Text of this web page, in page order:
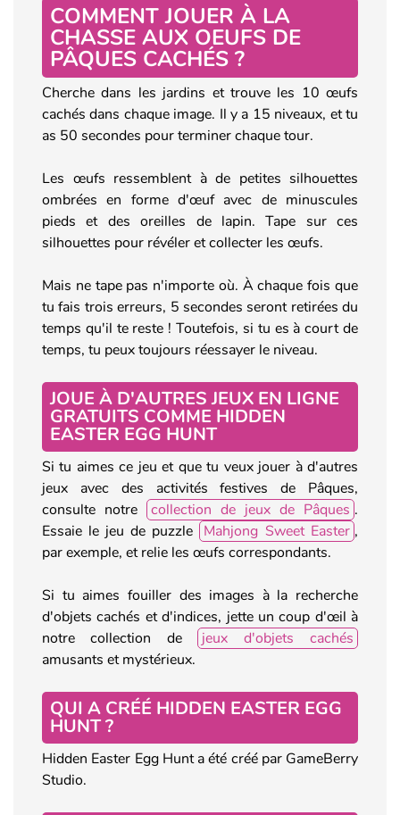
COMMENT JOUER À LA
CHASSE AUX OEUFS DE
PÂQUES CACHÉS ?
Cherche dans les jardins et trouve les 10 œufs
cachés dans chaque image. Il y a 15 niveaux, et tu
as 50 secondes pour terminer chaque tour.
Les œufs ressemblent à de petites silhouettes
ombrées en forme d'œuf avec de minuscules
pieds et des oreilles de lapin. Tape sur ces
silhouettes pour révéler et collecter les œufs.
Mais ne tape pas n'importe où. À chaque fois que
tu fais trois erreurs, 5 secondes seront retirées du
temps qu'il te reste ! Toutefois, si tu es à court de
temps, tu peux toujours réessayer le niveau.
JOUE À D'AUTRES JEUX EN LIGNE
GRATUITS COMME HIDDEN
EASTER EGG HUNT
Si tu aimes ce jeu et que tu veux jouer à d'autres
jeux avec des activités festives de Pâques,
consulte notre
collection de jeux de Pâques .
Essaie le jeu de puzzle Mahjong Sweet Easter ,
par exemple, et relie les œufs correspondants.
Si tu aimes fouiller des images à la recherche
d'objets cachés et d'indices, jette un coup d'œil à
notre collection de
jeux d'objets cachés
amusants et mystérieux.
QUI A CRÉÉ HIDDEN EASTER EGG
HUNT ?
Hidden Easter Egg Hunt a été créé par GameBerry
Studio.